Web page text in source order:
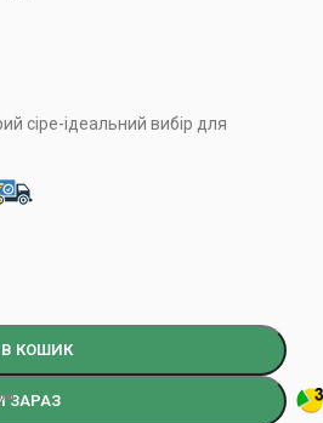
сіре-ідеальний вибір для
КОШИК
ЗАРАЗ